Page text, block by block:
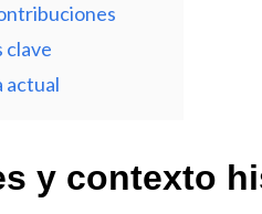
clave
actual
y contexto